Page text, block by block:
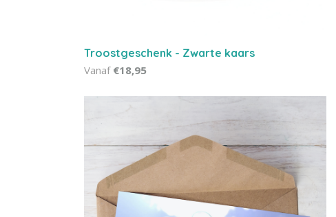
Troostgeschenk - Zwarte kaars
Vanaf€18,95